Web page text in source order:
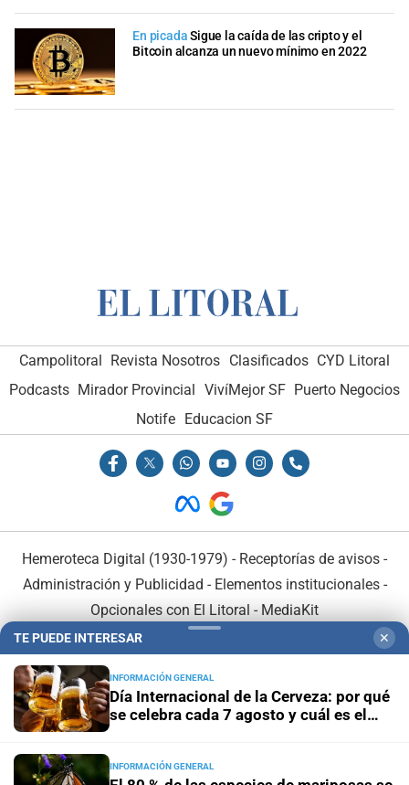
En picadaSigue la caída de las cripto y el
Bitcoin alcanza un nuevo mínimo en 2022
Campolitoral Revista Nosotros Clasificados CYD Litoral
Podcasts Mirador Provincial VivíMejor SF Puerto Negocios
Notife Educacion SF
Hemeroteca Digital (1930-1979) - Receptorías de avisos -
Administración y Publicidad - Elementos institucionales-
Opcionales con El Litoral - MediaKit
En Asociación con:
TE PUEDE INTERESAR ✕
INFORMACIÓN GENERAL
Día Internacional de la Cerveza: por qué
se celebra cada 7 agosto y cuál es el
INFORMACIÓN GENERAL